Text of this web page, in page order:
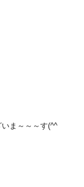
ま～～～す(^^ゞ